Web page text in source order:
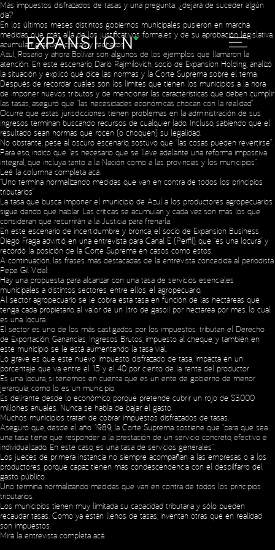
Más impuestos disfrazados de tasas y una pregunta: ¿dejará de suceder algún
día?
En los últimos meses distintos gobiernos municipales pusieron en marcha
medidas que, más allá de los justificativos formales y de su aprobación legislativa,
acumulan grandes críticas y rechazos.
Azul, Rosario y ahora Bolívar son algunos de los ejemplos que llamaron la
atención. En este escenario, Darío Rajmilovich, socio de Expansion Holding, analizó
la situación y explicó qué dice las normas y la Corte Suprema sobre el tema.
Después de recordar cuáles son los límites que tienen los municipios a la hora
de imponer nuevos tributos y de mencionar las características que deben cumplir
las tasas, aseguró que “las necesidades económicas chocan con la realidad”.
Ocurre que estas jurisdicciones tienen problemas en la administración de sus
ingresos terminan buscando recursos de cualquier lado. Incluso, sabiendo que el
resultado sean normas que rocen (o choquen) su legalidad.
No obstante, pese al oscuro escenario, sostuvo que “las cosas pueden revertirse”.
Para eso, indicó que “es necesario que se lleve adelante una reforma impositiva
integral, que incluya tanto a la Nación como a las provincias y los municipios”.
Leé la columna completa acá
“Uno termina normalizando medidas que van en contra de todos los principios
tributarios”
La tasa que busca imponer el municipio de Azul a los productores agropecuarios
sigue dando que hablar. Las críticas se acumulan y cada vez son más los que
consideran que recurrirán a la Justicia para frenarla.
En este escenario de incertidumbre y bronca, el socio de Expansion Business
Diego Fraga advirtió, en una entrevista para Canal E (Perfil), que “es una locura” y
recordó la posición de la Corte Suprema en casos como estos.
A continuación, las frases más destacadas de la entrevista concedida al periodista
Pepe Gil Vidal:
Hay una propuesta para alcanzar con una tasa de servicios esenciales
municipales a distintos sectores, entre ellos, el agropecuario.
Al sector agropecuario se le cobra esta tasa en función de las hectáreas que
tenga cada propietario, al valor de un litro de gasoil por hectárea por mes, lo cual
es una locura.
El sector es uno de los más castigados por los impuestos: tributan el Derecho
de Exportación, Ganancias, Ingresos Brutos, impuesto al cheque, y también en
este municipio se le está aumentando la tasa vial.
Lo grave es que este nuevo impuesto, disfrazado de tasa, impacta en un
porcentaje que va entre el 15 y el 40 por ciento de la renta del productor.
Es una locura, si tenemos en cuenta que es un ente de gobierno de menor
jerarquía, como lo es un municipio.
Es delirante desde lo económico, porque pretende cubrir un rojo de $3.000
millones anuales. Nunca se habla de bajar el gasto.
Muchos municipios tratan de cobrar impuestos disfrazados de tasas.
Aseguró que, desde el año 1989, la Corte Suprema sostiene que “para que sea
una tasa tiene que responder a la prestación de un servicio concreto, efectivo e
individualizado. En este caso, es una tasa de servicios generales”.
Los jueces de primera instancia no siempre acompañan a las empresas o a los
productores, porque capaz tienen más condescendencia con el despilfarro del
gasto público.
Uno termina normalizando medidas que van en contra de todos los principios
tributarios.
Los municipios tienen muy limitada su capacidad tributaria y sólo pueden
recaudar tasas. Como ya están llenos de tasas, inventan otras que en realidad
son impuestos.
Mirá la entrevista completa acá
Social Media